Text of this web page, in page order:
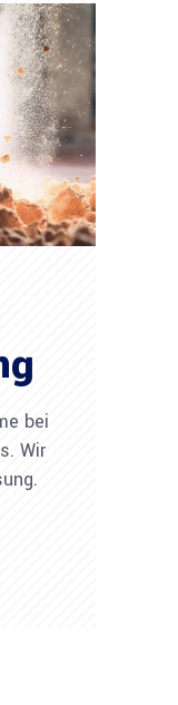
bei
Wir